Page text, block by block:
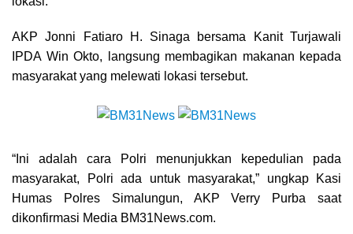
AKP Jonni Fatiaro H. Sinaga bersama Kanit Turjawali
IPDA Win Okto, langsung membagikan makanan kepada
masyarakat yang melewati lokasi tersebut.
“Ini adalah cara Polri menunjukkan kepedulian pada
masyarakat, Polri ada untuk masyarakat,” ungkap Kasi
Humas Polres Simalungun, AKP Verry Purba saat
dikonfirmasi Media BM31News.com.